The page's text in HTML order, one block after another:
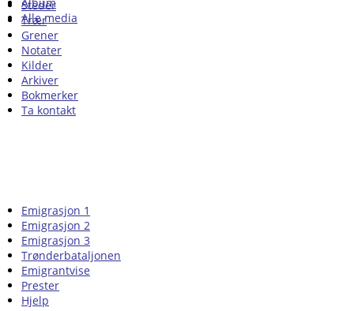
Alle media
Steder
Trær
Grener
Notater
Kilder
Arkiver
Bokmerker
Ta kontakt
Emigrasjon 1
Emigrasjon 2
Emigrasjon 3
Trønderbataljonen
Emigrantvise
Prester
Hjelp